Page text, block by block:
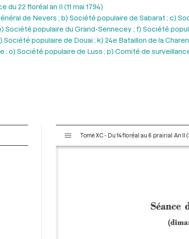
du 22 floréal an II (11 mai 1794)
de Nevers ; b) Société populaire de Sabarat ; c)
Société populaire du Grand-Sennecey ; f) Société
populaire de Douai ; k) 24e Bataillon de la
o) Société populaire de Luss ; p) Comité de
s
Tome XC - Du 14 floréal au 6 prairial An II